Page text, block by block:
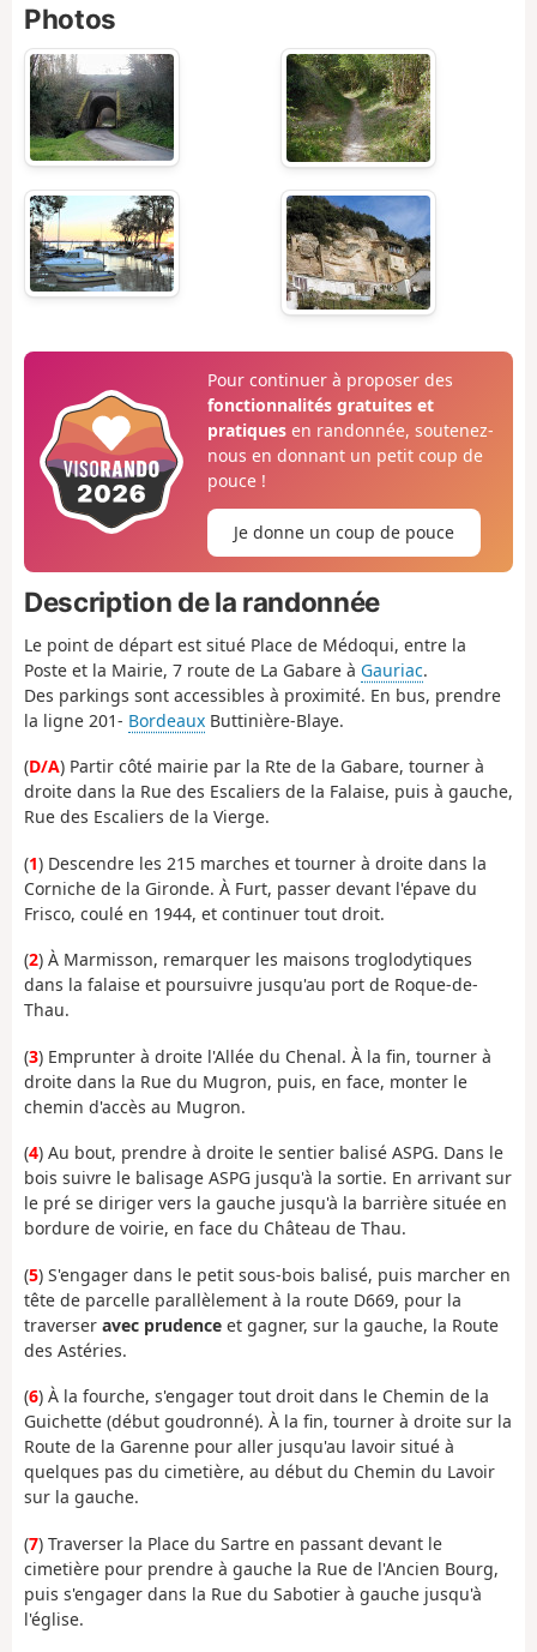
Photos
Pour continuer à proposer des
fonctionnalités gratuites et
pratiquesen randonnée, soutenez-
nous en donnant un petit coup de
pouce !
Je donne un coup de pouce
Description de la randonnée
Le point de départ est situé Place de Médoqui, entre la
Poste et la Mairie, 7 route de La Gabare à Gauriac.
Des parkings sont accessibles à proximité. En bus, prendre
la ligne 201- Bordeaux Buttinière-Blaye.
(D/A) Partir côté mairie par la Rte de la Gabare, tourner à
droite dans la Rue des Escaliers de la Falaise, puis à gauche,
Rue des Escaliers de la Vierge.
(1) Descendre les 215 marches et tourner à droite dans la
Corniche de la Gironde. À Furt, passer devant l'épave du
Frisco, coulé en 1944, et continuer tout droit.
(2) À Marmisson, remarquer les maisons troglodytiques
dans la falaise et poursuivre jusqu'au port de Roque-de-
Thau.
(3) Emprunter à droite l'Allée du Chenal. À la fin, tourner à
droite dans la Rue du Mugron, puis, en face, monter le
chemin d'accès au Mugron.
(4) Au bout, prendre à droite le sentier balisé ASPG. Dans le
bois suivre le balisage ASPG jusqu'à la sortie. En arrivant sur
le pré se diriger vers la gauche jusqu'à la barrière située en
bordure de voirie, en face du Château de Thau.
(5) S'engager dans le petit sous-bois balisé, puis marcher en
tête de parcelle parallèlement à la route D669, pour la
traverser avec prudence et gagner, sur la gauche, la Route
des Astéries.
(6) À la fourche, s'engager tout droit dans le Chemin de la
Guichette (début goudronné). À la fin, tourner à droite sur la
Route de la Garenne pour aller jusqu'au lavoir situé à
quelques pas du cimetière, au début du Chemin du Lavoir
sur la gauche.
(7) Traverser la Place du Sartre en passant devant le
cimetière pour prendre à gauche la Rue de l'Ancien Bourg,
puis s'engager dans la Rue du Sabotier à gauche jusqu'à
l'église.